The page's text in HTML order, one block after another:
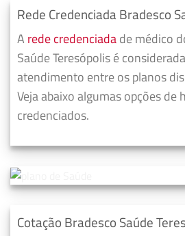
Rede Credenciada Bradesco
A rede credenciadade médico
Saúde Teresópolis é
atendimento entre os planos
Veja abaixo algumas opções de
credenciados.
Cotação Bradesco Saúde